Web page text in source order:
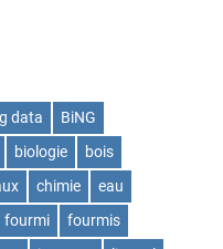
data
BiNG
biologie
bois
chimie
eau
fourmi
fourmis